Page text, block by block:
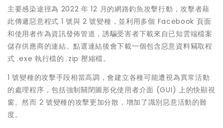
主要感染途徑為 2022 年 12 月的網路釣魚攻擊行動，攻擊者藉
此傳遞惡意程式 1 號與 2 號變種，並利用多個 Facebook 頁面
和使用者作為資訊發佈管道，誘騙受害者下載來自已知雲端檔案
儲存供應商的連結。點選連結後會下載一個包含惡意資料竊取程
式 .exe 執行檔的 .zip 壓縮檔。
1 號變種的攻擊手段相當高調，會建立各種可能遭視為異常活動
的處理程序，包括強制關閉圖形化使用者介面 (GUI) 上的快顯視
窗。然而 2 號變種的攻擊更加分散，增加了識別惡意活動的難
度。